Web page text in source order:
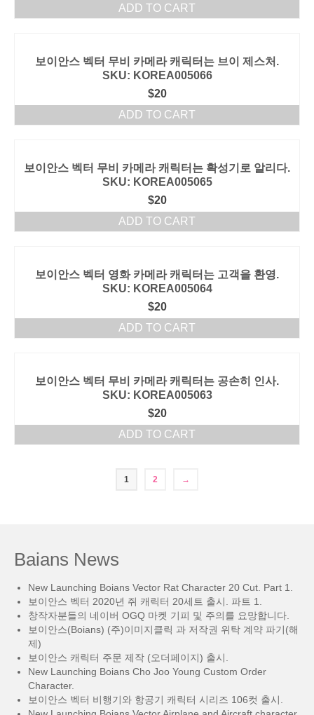
ADD TO CART
보이안스 벡터 무비 카메라 캐릭터는 브이 제스처.
SKU: KOREA005066
$20
ADD TO CART
보이안스 벡터 무비 카메라 캐릭터는 확성기로 알리다.
SKU: KOREA005065
$20
ADD TO CART
보이안스 벡터 영화 카메라 캐릭터는 고객을 환영.
SKU: KOREA005064
$20
ADD TO CART
보이안스 벡터 무비 카메라 캐릭터는 공손히 인사.
SKU: KOREA005063
$20
ADD TO CART
1 2 →
Baians News
New Launching Boians Vector Rat Character 20 Cut. Part 1.
보이안스 벡터 2020년 쥐 캐릭터 20세트 출시. 파트 1.
창작자분들의 네이버 OGQ 마켓 기피 및 주의를 요망합니다.
보이안스(Boians) (주)이미지클릭 과 저작권 위탁 계약 파기(해
제)
보이안스 캐릭터 주문 제작 (오더페이지) 출시.
New Launching Boians Cho Joo Young Custom Order
Character.
보이안스 벡터 비행기와 항공기 캐릭터 시리즈 106컷 출시.